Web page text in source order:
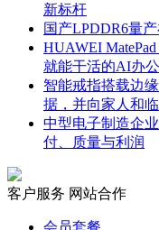
新标杆
国产LPDDR6量
HUAWEI
就能干活的AI办
智能戒指搭载边
据，并向家人和
中型电子制造企
付、质量与利润
客户服务 网站合作
会员套餐